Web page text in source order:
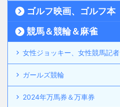
ゴルフ映画、ゴルフ本
競馬＆競輪＆麻雀
女性ジョッキー、女性競馬記者
ガールズ競輪
2024年万馬券＆万車券